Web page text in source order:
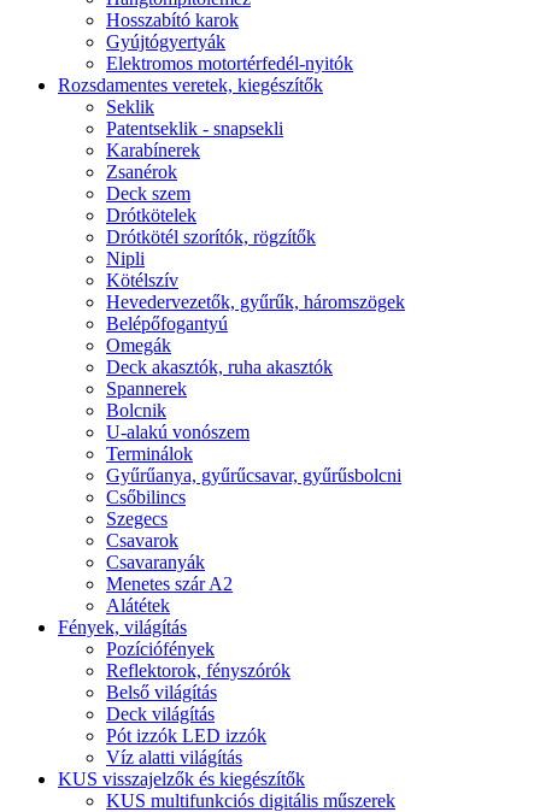
Hosszabító karok
Gyújtógyertyák
Elektromos motortérfedél-nyitók
Rozsdamentes veretek, kiegészítők
Seklik
Patentseklik - snapsekli
Karabínerek
Zsanérok
Deck szem
Drótkötelek
Drótkötél szorítók, rögzítők
Nipli
Kötélszív
Hevedervezetők, gyűrűk, háromszögek
Belépőfogantyú
Omegák
Deck akasztók, ruha akasztók
Spannerek
Bolcnik
U-alakú vonószem
Terminálok
Gyűrűanya, gyűrűcsavar, gyűrűsbolcni
Csőbilincs
Szegecs
Csavarok
Csavaranyák
Menetes szár A2
Alátétek
Fények, világítás
Pozíciófények
Reflektorok, fényszórók
Belső világítás
Deck világítás
Pót izzók LED izzók
Víz alatti világítás
KUS visszajelzők és kiegészítők
KUS multifunkciós digitális műszerek